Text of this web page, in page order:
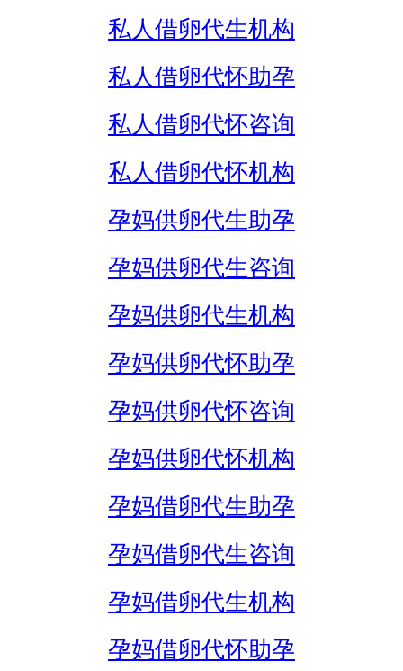
私人借卵代生机构
私人借卵代怀助孕
私人借卵代怀咨询
私人借卵代怀机构
孕妈供卵代生助孕
孕妈供卵代生咨询
孕妈供卵代生机构
孕妈供卵代怀助孕
孕妈供卵代怀咨询
孕妈供卵代怀机构
孕妈借卵代生助孕
孕妈借卵代生咨询
孕妈借卵代生机构
孕妈借卵代怀助孕